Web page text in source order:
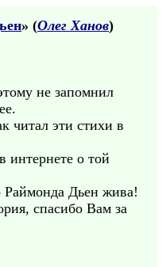
» (Олег Ханов)
не запомнил
читал эти стихи в
интернете о той
Раймонда Дьен жива!
спасибо Вам за